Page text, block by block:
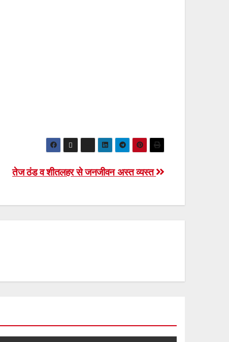
तेज ठंड व शीतलहर से जनजीवन अस्त व्यस्त